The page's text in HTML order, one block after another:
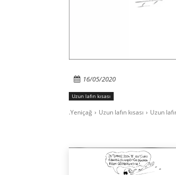
16/05/2020
Uzun lafın kısası
.Yeniçağ Uzun lafın kısası Uzun